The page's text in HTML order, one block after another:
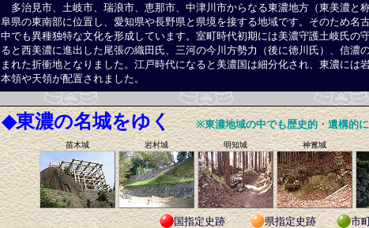
多治見市、土岐市、瑞浪市、恵那市、中津川市からなる東濃地方（東美濃と
阜県の東南部に位置し、愛知県や長野県と県境を接する地域です。そのため名
中でも異種独特な文化を形成しています。室町時代初期には美濃守護土岐氏の
ると西美濃に進出した尾張の織田氏、三河の今川方勢力（後に徳川氏）、信濃
まれた折衝地となりました。江戸時代になると美濃国は細分化され、東濃には
本領や天領が配置されました。
◆東濃の名城をゆく ※東濃地域の中でも歴史的・遺構的
苗木城 岩村城 明知城 神篦城
国指定史跡 県指定史跡 市